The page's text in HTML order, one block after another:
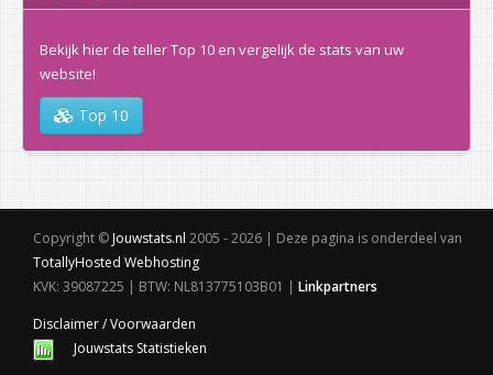
Bekijk hier de teller Top 10 en vergelijk de stats van uw
website!
Top 10
Copyright © Jouwstats.nl 2005 - 2026 | Deze pagina is onderdeel van
TotallyHosted Webhosting
KVK: 39087225 | BTW: NL813775103B01 | Linkpartners
Disclaimer / Voorwaarden
Jouwstats Statistieken